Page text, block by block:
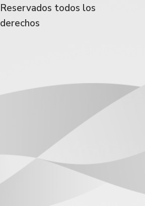
Reservados todos los
derechos